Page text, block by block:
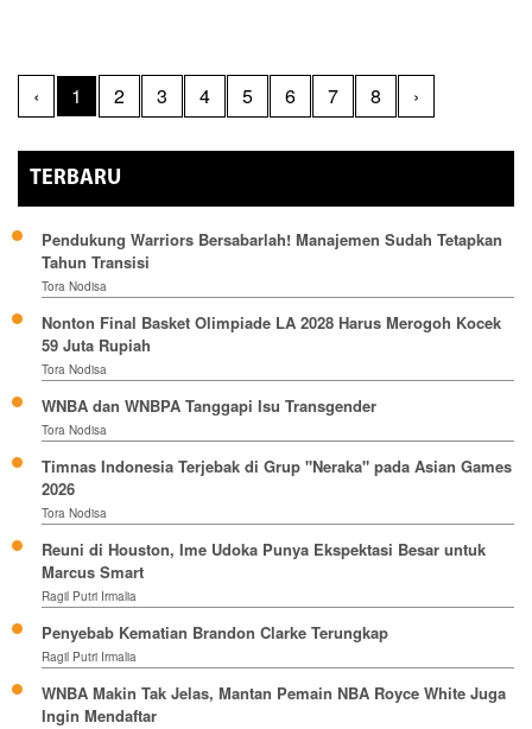
‹ 1 2 3 4 5 6 7 8 ›
TERBARU
Pendukung Warriors Bersabarlah! Manajemen Sudah Tetapkan
Tahun Transisi
Tora Nodisa
Nonton Final Basket Olimpiade LA 2028 Harus Merogoh Kocek
59 Juta Rupiah
Tora Nodisa
WNBA dan WNBPA Tanggapi Isu Transgender
Tora Nodisa
Timnas Indonesia Terjebak di Grup "Neraka" pada Asian Games
2026
Tora Nodisa
Reuni di Houston, Ime Udoka Punya Ekspektasi Besar untuk
Marcus Smart
Ragil Putri Irmalia
Penyebab Kematian Brandon Clarke Terungkap
Ragil Putri Irmalia
WNBA Makin Tak Jelas, Mantan Pemain NBA Royce White Juga
Ingin Mendaftar